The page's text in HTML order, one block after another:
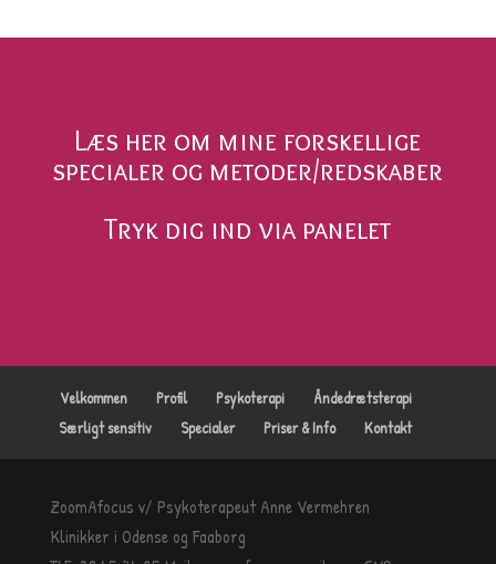
Læs her om mine forskellige
specialer og metoder/redskaber
Tryk dig ind via panelet
Velkommen Profil Psykoterapi
Åndedrætsterapi
Særligt sensitiv
Specialer Priser & Info Kontakt
ZoomAfocus v/ Psykoterapeut Anne Vermehren
Klinikker i Odense og Faaborg